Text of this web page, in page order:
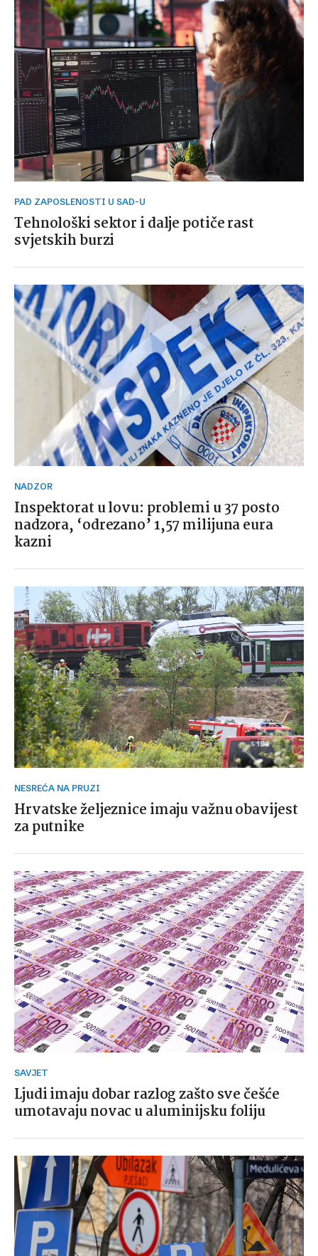
PAD ZAPOSLENOSTI U SAD-U
Tehnološki sektor i dalje potiče rast
svjetskih burzi
NADZOR
Inspektorat u lovu: problemi u 37 posto
nadzora, ‘odrezano’ 1,57 milijuna eura
kazni
NESREĆA NA PRUZI
Hrvatske željeznice imaju važnu obavijest
za putnike
SAVJET
Ljudi imaju dobar razlog zašto sve češće
umotavaju novac u aluminijsku foliju